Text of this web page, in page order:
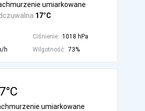
17°C
umiarkowane
Ciśnienie: 1018 hPa
h Wilgotność: 73%
umiarkowane